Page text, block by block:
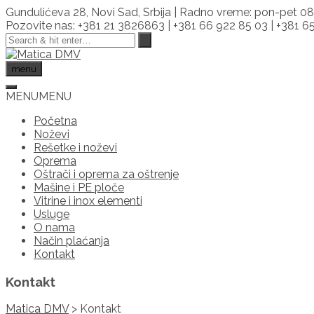
Skip
to
content
Gundulićeva 28, Novi Sad, Srbija | Radno vreme: pon-pet
Pozovite nas: +381 21 3826863 | +381 66 922 85 03 | +381
menu
MENUMENU
Početna
Noževi
Rešetke i noževi
Oprema
Oštrači i oprema za oštrenje
Mašine i PE ploče
Vitrine i inox elementi
Usluge
O nama
Način plaćanja
Kontakt
Kontakt
Matica DMV> Kontakt